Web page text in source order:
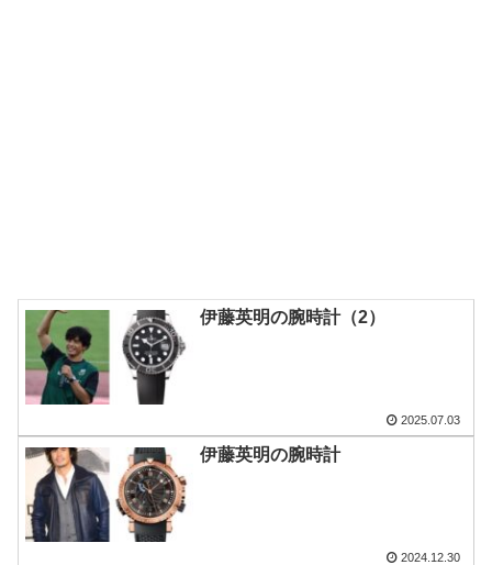
伊藤英明の腕時計（2）
2025.07.03
伊藤英明の腕時計
2024.12.30